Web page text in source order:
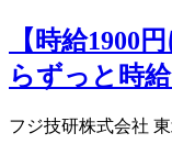
【時給1900
らずっと時
フジ技研株式会社